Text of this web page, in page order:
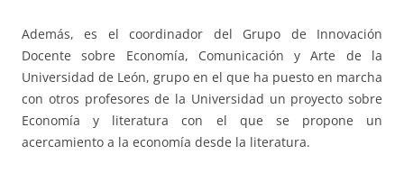
Además, es el coordinador del Grupo de Innovación
Docente sobre Economía, Comunicación y Arte de la
Universidad de León, grupo en el que ha puesto en marcha
con otros profesores de la Universidad un proyecto sobre
Economía y literatura con el que se propone un
acercamiento a la economía desde la literatura.